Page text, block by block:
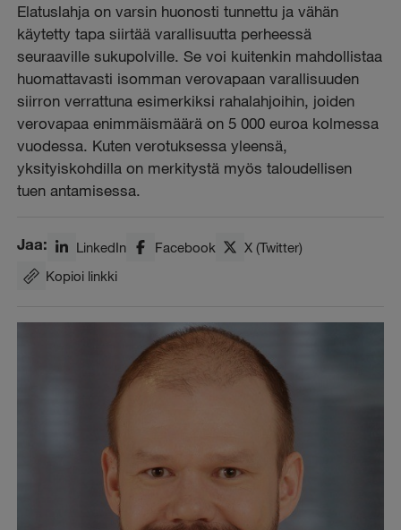
Elatuslahja on varsin huonosti tunnettu ja vähän
käytetty tapa siirtää varallisuutta perheessä
seuraaville sukupolville. Se voi kuitenkin mahdollistaa
huomattavasti isomman verovapaan varallisuuden
siirron verrattuna esimerkiksi rahalahjoihin, joiden
verovapaa enimmäismäärä on 5 000 euroa kolmessa
vuodessa. Kuten verotuksessa yleensä,
yksityiskohdilla on merkitystä myös taloudellisen
tuen antamisessa.
Jaa: LinkedIn Facebook
X (Twitter)
Kopioi linkki